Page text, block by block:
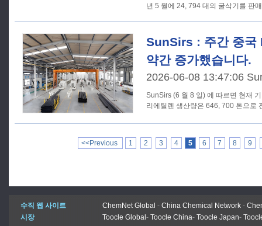
년 5 월에 24, 794 대의 굴삭기를 판
SunSirs : 주간 중국
약간 증가했습니다.
2026-06-08 13:47:06
SunSirs (6 월 8 일) 에 따르면 현재
리에틸렌 생산량은 646, 700 톤으로
<<Previous 1 2 3 4 5 6 7 8 9
수직 웹 사이트 ChemNet Global - China Chemical Network -
시장
Toocle Global - Toocle China- Toocle Japan-